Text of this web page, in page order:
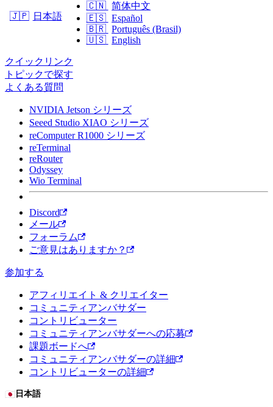
🇯🇵 日本語
🇨🇳 简体中文
🇪🇸 Español
🇧🇷 Português (Brasil)
🇺🇸 English
クイックリンク
トピックで探す
よくある質問
NVIDIA Jetson シリーズ
Seeed Studio XIAO シリーズ
reComputer R1000 シリーズ
reTerminal
reRouter
Odyssey
Wio Terminal
Discord
メール
フォーラム
ご意見はありますか？
参加する
アフィリエイト & クリエイター
コミュニティアンバサダー
コントリビューター
コミュニティアンバサダーへの応募
課題ボードへ
コミュニティアンバサダーの詳細
コントリビューターの詳細
🇯🇵 日本語